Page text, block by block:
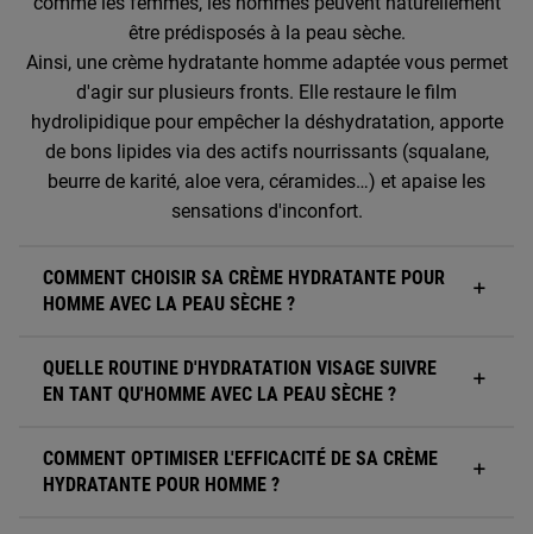
être prédisposés à la peau sèche.
Ainsi, une crème hydratante homme adaptée vous permet
d'agir sur plusieurs fronts. Elle restaure le film
hydrolipidique pour empêcher la déshydratation, apporte
de bons lipides via des actifs nourrissants (squalane,
beurre de karité, aloe vera, céramides…) et apaise les
sensations d'inconfort.
COMMENT CHOISIR SA CRÈME HYDRATANTE POUR
HOMME AVEC LA PEAU SÈCHE ?
QUELLE ROUTINE D'HYDRATATION VISAGE SUIVRE
EN TANT QU'HOMME AVEC LA PEAU SÈCHE ?
COMMENT OPTIMISER L'EFFICACITÉ DE SA CRÈME
HYDRATANTE POUR HOMME ?